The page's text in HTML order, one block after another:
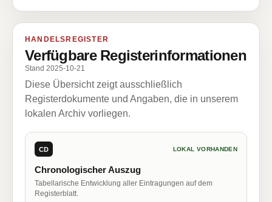
HANDELSREGISTER
Verfügbare Registerinformationen
Stand 2025-10-21
Diese Übersicht zeigt ausschließlich
Registerdokumente und Angaben, die in unserem
lokalen Archiv vorliegen.
CD LOKAL VORHANDEN
Chronologischer Auszug
Tabellarische Entwicklung aller Eintragungen auf dem
Registerblatt.